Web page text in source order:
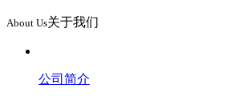
About Us关于我们
公司简介